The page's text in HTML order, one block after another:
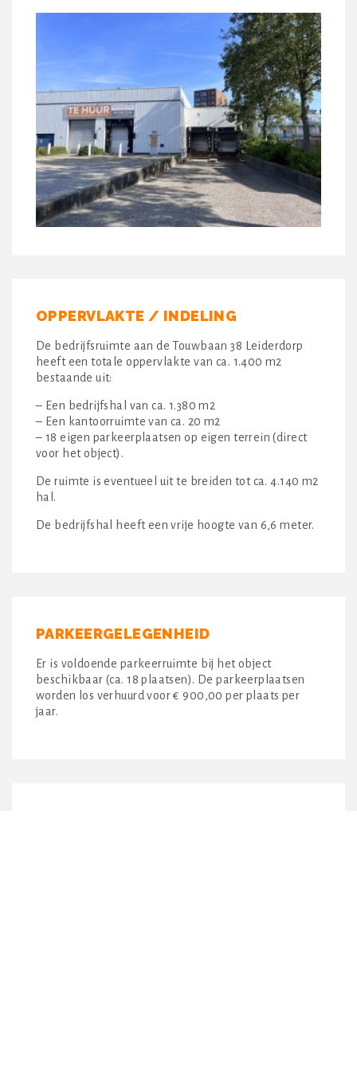
OPPERVLAKTE / INDELING
De bedrijfsruimte aan de Touwbaan 38 Leiderdorp
heeft een totale oppervlakte van ca. 1.400 m2
bestaande uit:
– Een bedrijfshal van ca. 1.380 m2
– Een kantoorruimte van ca. 20 m2
– 18 eigen parkeerplaatsen op eigen terrein (direct
voor het object).
De ruimte is eventueel uit te breiden tot ca. 4.140 m2
hal.
De bedrijfshal heeft een vrije hoogte van 6,6 meter.
PARKEERGELEGENHEID
Er is voldoende parkeerruimte bij het object
beschikbaar (ca. 18 plaatsen). De parkeerplaatsen
worden los verhuurd voor € 900,00 per plaats per
jaar.